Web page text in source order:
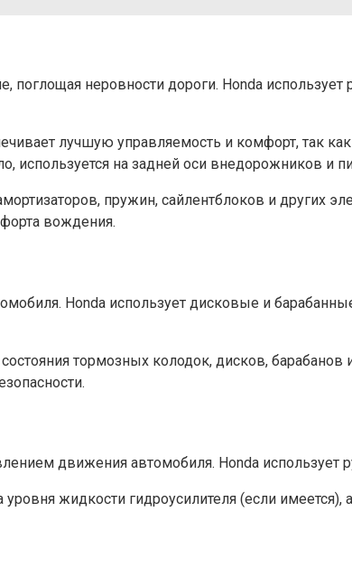
неровности дороги. Honda
лучшую управляемость и комфорт, так
используется на задней оси внедорожников и
пружин, сайлентблоков и
вождения.
Honda использует дисковые и
тормозных колодок, дисков,
движения автомобиля. Honda использует
уровня жидкости гидроусилителя (если